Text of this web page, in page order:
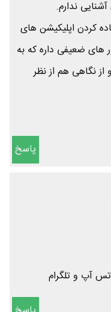
ندارم.
کردن اپلیکیشن های
ضعیفی داره که به
از نگاهی هم از نظر
پاسخ